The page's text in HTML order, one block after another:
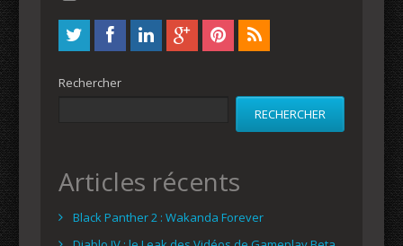
Rechercher
RECHERCHER
Articles récents
Black Panther 2 : Wakanda Forever